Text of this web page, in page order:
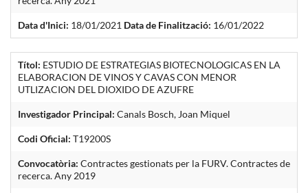
Data d'Inici: 18/01/2021 Data de Finalització: 16/01/2022
Títol: ESTUDIO DE ESTRATEGIAS BIOTECNOLOGICAS EN LA
ELABORACION DE VINOS Y CAVAS CON MENOR
UTLIZACION DEL DIOXIDO DE AZUFRE
Investigador Principal: Canals Bosch, Joan Miquel
Codi Oficial: T19200S
Convocatòria: Contractes gestionats per la FURV. Contractes de
recerca. Any 2019